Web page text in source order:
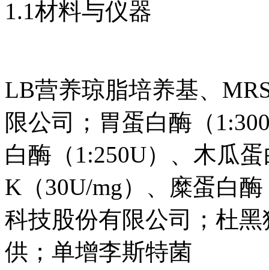
1.1材料与仪器
LB营养琼脂培养基、
限公司；胃蛋白酶（
白酶（1:250U）、木瓜
K（30U/mg）、糜蛋白
科技股份有限公司；杜
供；单增李斯特菌